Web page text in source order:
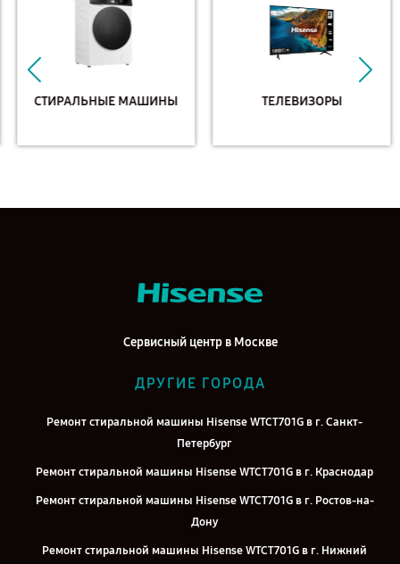
СТИРАЛЬНЫЕ МАШИНЫ ТЕЛЕВИЗОРЫ
Сервисный центр в Москве
ДРУГИЕ ГОРОДА
Ремонт стиральной машины Hisense WTCT701G в г. Санкт-
Петербург
Ремонт стиральной машины Hisense WTCT701G в г. Краснодар
Ремонт стиральной машины Hisense WTCT701G в г. Ростов-на-
Дону
Ремонт стиральной машины Hisense WTCT701G в г. Нижний